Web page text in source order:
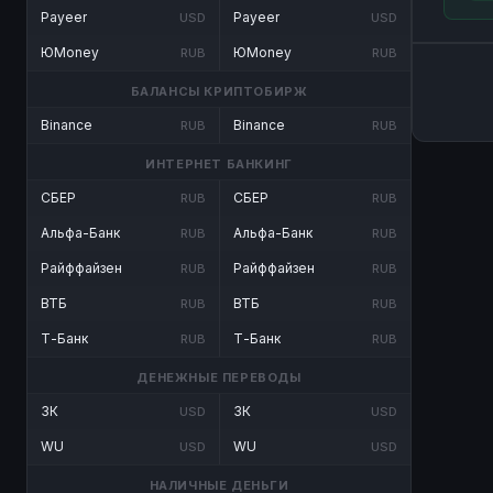
Payeer USD
ЮMoney RUB
Payeer USD
ЮMoney RUB
БАЛАНСЫ КРИПТОБИРЖ
Binance RUB Binance RUB
ИНТЕРНЕТ БАНКИНГ
СБЕР RUB
Альфа-Банк RUB
Райффайзен RUB
ВТБ RUB
Т-Банк RUB
СБЕР RUB
Альфа-Банк RUB
Райффайзен RUB
ВТБ RUB
Т-Банк RUB
ДЕНЕЖНЫЕ ПЕРЕВОДЫ
ЗК USD
WU USD
ЗК USD
WU USD
НАЛИЧНЫЕ ДЕНЬГИ